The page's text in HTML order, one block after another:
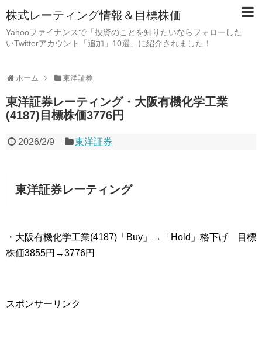
株式レーティング情報＆目標株価
Yahooファイナンスで「投資のことを知りたいならフォローした
いTwitterアカウント「追加」10選」に紹介されました！
ホーム 東洋証券
東洋証券レーティング・大阪有機化学工業
(4187)目標株価3776円
2026/2/9 東洋証券
東洋証券レーティング
・大阪有機化学工業(4187)「Buy」→「Hold」格下げ 目標
株価3855円→3776円
スポンサーリンク